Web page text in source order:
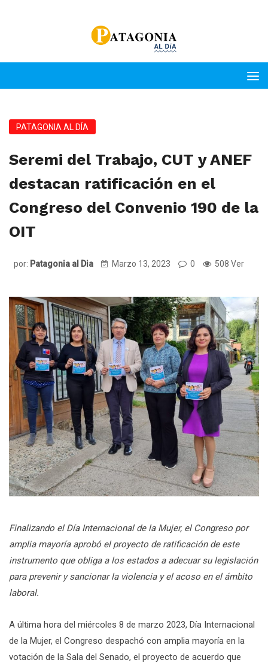
PATAGONIA AL DÍA
Seremi del Trabajo, CUT y ANEF
destacan ratificación en el
Congreso del Convenio 190 de la
OIT
por: Patagonia al Dia Marzo 13, 2023 0 508 Ver
Finalizando el Día Internacional de la Mujer, el Congreso por
amplia mayoría aprobó el proyecto de ratificación de este
instrumento que obliga a los estados a adecuar su legislación
para prevenir y sancionar la violencia y el acoso en el ámbito
laboral.
A última hora del miércoles 8 de marzo 2023, Día Internacional
de la Mujer, el Congreso despachó con amplia mayoría en la
votación de la Sala del Senado, el proyecto de acuerdo que